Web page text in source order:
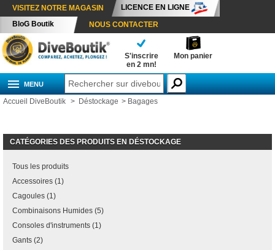
VISITEZ NOTRE MAGASIN
LICENCE EN LIGNE
BloG Boutik
NOUS CONTACTER
S'inscrire
en 2 mn!
Mon panier
MENU
Accueil DiveBoutik > Déstockage > Bagages
CATÉGORIES DES PRODUITS EN DÉSTOCKAGE
Tous les produits
Accessoires (1)
Cagoules (1)
Combinaisons Humides (5)
Consoles d'instruments (1)
Gants (2)